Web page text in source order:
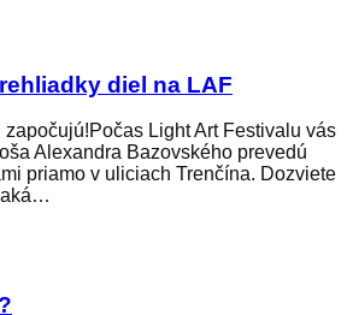
diel na LAF
Light Art Festivalu vás
Alexandra Bazovského prevedú
priamo v uliciach Trenčína. Dozviete
aká…